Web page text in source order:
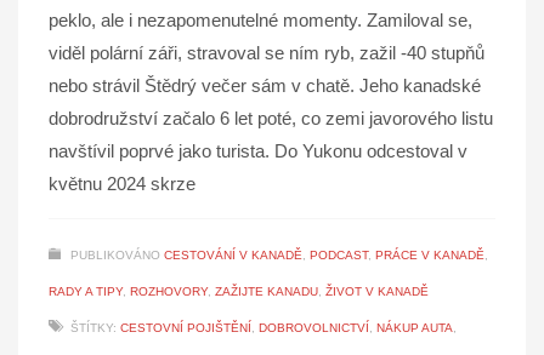
peklo, ale i nezapomenutelné momenty. Zamiloval se,
viděl polární záři, stravoval se ním ryb, zažil -40 stupňů
nebo strávil Štědrý večer sám v chatě. Jeho kanadské
dobrodružství začalo 6 let poté, co zemi javorového listu
navštívil poprvé jako turista. Do Yukonu odcestoval v
květnu 2024 skrze
PUBLIKOVÁNO CESTOVÁNÍ V KANADĚ, PODCAST, PRÁCE V KANADĚ,
RADY A TIPY, ROZHOVORY, ZAŽIJTE KANADU, ŽIVOT V KANADĚ
ŠTÍTKY: CESTOVNÍ POJIŠTĚNÍ , DOBROVOLNICTVÍ , NÁKUP AUTA,